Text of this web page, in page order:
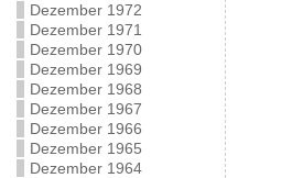
Dezember 1972
Dezember 1971
Dezember 1970
Dezember 1969
Dezember 1968
Dezember 1967
Dezember 1966
Dezember 1965
Dezember 1964